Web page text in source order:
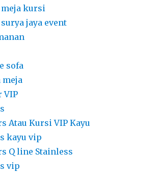
meja kursi
jaya event
sofa
meja
VIP
Atau Kursi VIP Kayu
kayu vip
Q line Stainless
vip